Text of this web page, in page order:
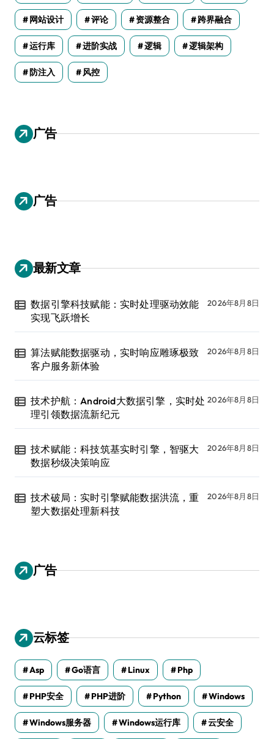
网站设计 评论 资源整合 跨界融合
运行库 进阶实战 逻辑 逻辑架构
防注入 风控
广告
广告
最新文章
数据引擎科技赋能：实时处理驱动效能
实现飞跃增长
2026年8月8日
算法赋能数据驱动，实时响应雕琢极致
客户服务新体验
2026年8月8日
技术护航：Android大数据引擎，实时处
理引领数据流新纪元
2026年8月8日
技术赋能：科技筑基实时引擎，智驱大
数据秒级决策响应
2026年8月8日
技术破局：实时引擎赋能数据洪流，重
塑大数据处理新科技
2026年8月8日
广告
云标签
Asp Go语言 Linux Php
PHP安全 PHP进阶 Python Windows
Windows服务器 Windows运行库 云安全